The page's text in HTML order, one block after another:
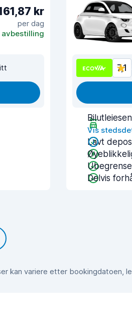
kr
per dag
avbestilling
7,1
Vis
Lavt
Delvis
kan variere etter bookingdatoen,